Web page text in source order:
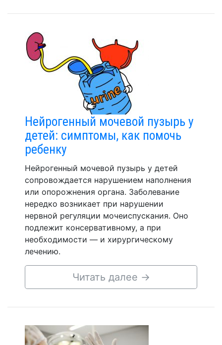
Нейрогенный мочевой пузырь у
детей: симптомы, как помочь
ребенку
Нейрогенный мочевой пузырь у детей
сопровождается нарушением наполнения
или опорожнения органа. Заболевание
нередко возникает при нарушении
нервной регуляции мочеиспускания. Оно
подлежит консервативному, а при
необходимости — и хирургическому
лечению.
Читать далее →